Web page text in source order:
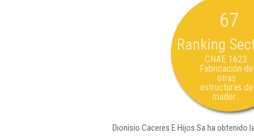
67
Ranking
CNAE 1623:
Fabricación de
otras
estructuras de
mader...
Dionisio Caceres E Hijos Sa ha obtenido